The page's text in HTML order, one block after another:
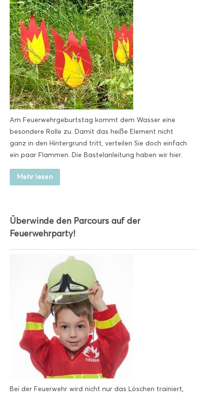
Am Feuerwehrgeburtstag kommt dem Wasser eine
besondere Rolle zu. Damit das heiße Element nicht
ganz in den Hintergrund tritt, verteilen Sie doch einfach
ein paar Flammen. Die Bastelanleitung haben wir hier.
Mehr lesen
Überwinde den Parcours auf der
Feuerwehrparty!
Bei der Feuerwehr wird nicht nur das Löschen trainiert,